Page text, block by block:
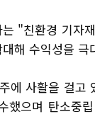
"친환경 기자
해 수익성을
에 사활을 걸
으며 탄소중